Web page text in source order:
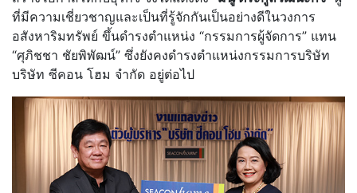
ที่มีความเชี่ยวชาญและเป็นที่รู้จักกันเป็นอย่างดีในวงการ
อสังหาริมทรัพย์ ขึ้นดำรงตำแหน่ง “กรรมการผู้จัดการ” แทน
“ศุภิชชา ชัยพิพัฒน์” ซึ่งยังคงดำรงตำแหน่งกรรมการบริษัท
บริษัท ซีคอน โฮม จำกัด อยู่ต่อไป